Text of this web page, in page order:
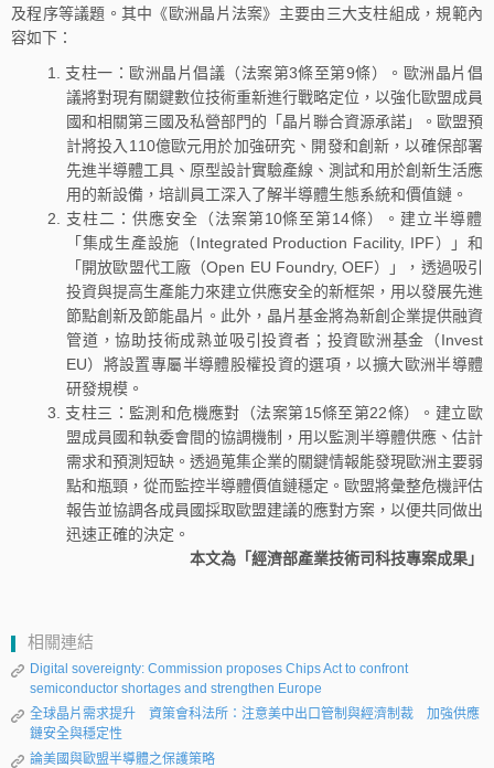
及程序等議題。其中《歐洲晶片法案》主要由三大支柱組成，規範內
容如下：
支柱一：歐洲晶片倡議（法案第3條至第9條）。歐洲晶片倡
議將對現有關鍵數位技術重新進行戰略定位，以強化歐盟成員
國和相關第三國及私營部門的「晶片聯合資源承諾」。歐盟預
計將投入110億歐元用於加強研究、開發和創新，以確保部署
先進半導體工具、原型設計實驗產線、測試和用於創新生活應
用的新設備，培訓員工深入了解半導體生態系統和價值鏈。
支柱二：供應安全（法案第10條至第14條）。建立半導體
「集成生產設施（Integrated Production Facility, IPF）」和
「開放歐盟代工廠（Open EU Foundry, OEF）」，透過吸引
投資與提高生產能力來建立供應安全的新框架，用以發展先進
節點創新及節能晶片。此外，晶片基金將為新創企業提供融資
管道，協助技術成熟並吸引投資者；投資歐洲基金（Invest
EU）將設置專屬半導體股權投資的選項，以擴大歐洲半導體
研發規模。
支柱三：監測和危機應對（法案第15條至第22條）。建立歐
盟成員國和執委會間的協調機制，用以監測半導體供應、估計
需求和預測短缺。透過蒐集企業的關鍵情報能發現歐洲主要弱
點和瓶頸，從而監控半導體價值鏈穩定。歐盟將彙整危機評估
報告並協調各成員國採取歐盟建議的應對方案，以便共同做出
迅速正確的決定。
本文為「經濟部產業技術司科技專案成果」
相關連結
Digital sovereignty: Commission proposes Chips Act to confront
semiconductor shortages and strengthen Europe
全球晶片需求提升 資策會科法所：注意美中出口管制與經濟制裁 加強供應
鏈安全與穩定性
論美國與歐盟半導體之保護策略